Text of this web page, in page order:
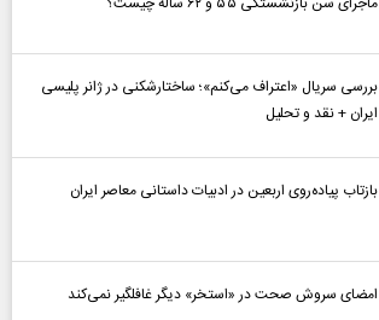
بررسی سریال «اعتراف می‌کنم»؛ ساختارشکنی در ژانر پلیسی
ایران + نقد و تحلیل
بازتاب پیاده‌روی اربعین در ادبیات داستانی معاصر ایران
امضای سروش صحت در «استخر» دیگر غافلگیر نمی‌کند